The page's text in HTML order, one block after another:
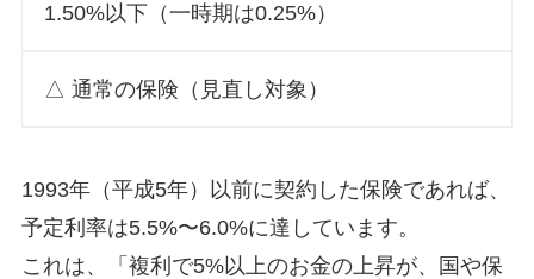
1.50%以下（一時期は0.25%）
△ 通常の保険（見直し対象）
1993年（平成5年）以前に契約した保険であれば、
予定利率は5.5%〜6.0%に達しています。
これは、「複利で5%以上のお金の上昇が、国や保